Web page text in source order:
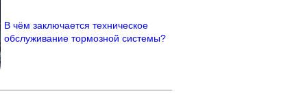
В чём заключается техническое
обслуживание тормозной системы?